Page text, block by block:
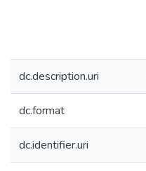
dc.description.uri
dc.format
dc.identifier.uri